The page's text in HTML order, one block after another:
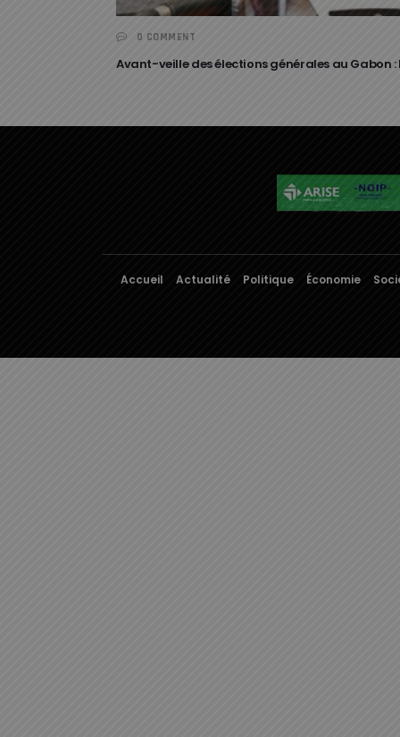
0 COMMENT
Avant-veille des élections générales au Gabon
Accueil Actualité Politique Économie